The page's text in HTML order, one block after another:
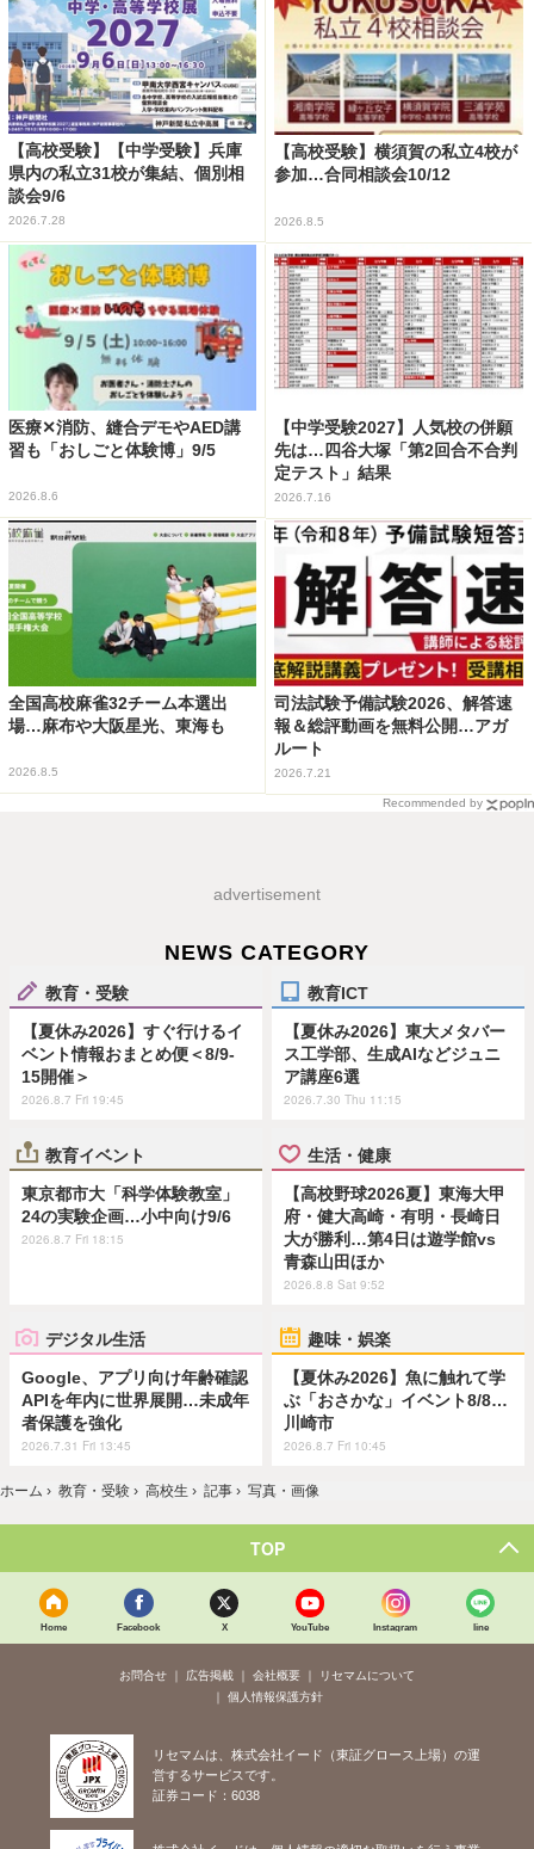
【高校受験】【中学受験】兵庫
県内の私立31校が集結、個別相
談会9/6
2026.7.28
【高校受験】横須賀の私立4校が
参加…合同相談会10/12
2026.8.5
医療✕消防、縫合デモやAED講
習も「おしごと体験博」9/5
2026.8.6
【中学受験2027】人気校の併願
先は…四谷大塚「第2回合不合判
定テスト」結果
2026.7.16
全国高校麻雀32チーム本選出
場…麻布や大阪星光、東海も
2026.8.5
司法試験予備試験2026、解答速
報＆総評動画を無料公開…アガ
ルート
2026.7.21
Recommended by
advertisement
NEWS CATEGORY
教育・受験
【夏休み2026】すぐ行けるイ
ベント情報おまとめ便＜8/9-
15開催＞
2026.8.7 Fri 19:45
教育ICT
【夏休み2026】東大メタバー
ス工学部、生成AIなどジュニ
ア講座6選
2026.7.30 Thu 11:15
教育イベント
東京都市大「科学体験教室」
24の実験企画…小中向け9/6
2026.8.7 Fri 18:15
生活・健康
【高校野球2026夏】東海大甲
府・健大高崎・有明・長崎日
大が勝利…第4日は遊学館vs
青森山田ほか
2026.8.8 Sat 9:52
デジタル生活
Google、アプリ向け年齢確認
APIを年内に世界展開…未成年
者保護を強化
2026.7.31 Fri 13:45
趣味・娯楽
【夏休み2026】魚に触れて学
ぶ「おさかな」イベント8/8…
川崎市
2026.8.7 Fri 10:45
ホーム › 教育・受験 › 高校生 › 記事 › 写真・画像
TOP
Home Facebook X YouTube Instagram line
お問合せ 広告掲載 会社概要
リセマムについて
個人情報保護方針
リセマムは、株式会社イード（東証グロース上場）の運
営するサービスです。
証券コード：6038